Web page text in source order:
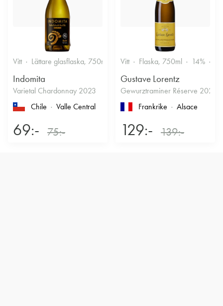
Vitt Lättare glasflaska, 750ml 12.5% Friskt & Fruktigt
Indomita
Varietal Chardonnay 2023
Chile
Valle Central
69:- 75:-
Vitt Flaska, 750ml 14%
Gustave Lorentz
Gewurztraminer Réserve 2025
Frankrike
Alsace
129:- 139:-